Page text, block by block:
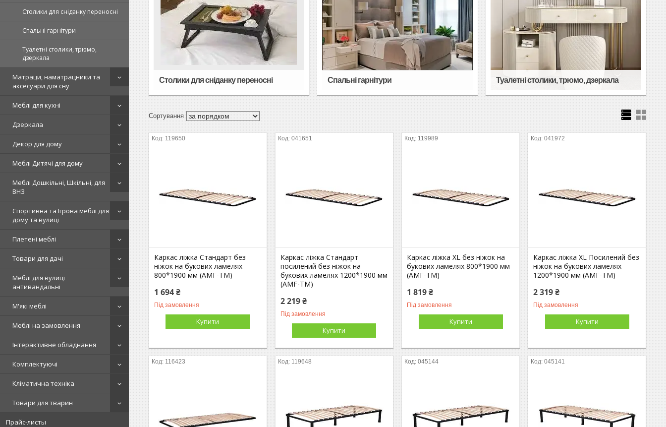
Столики для сніданку переносні
Спальні гарнітури
Туалетні столики, трюмо,
дзеркала
Матраци, наматрацники та
аксесуари для сну
Меблі для кухні
Дзеркала
Декор для дому
Меблі Дитячі для дому
Меблі Дошкільні, Шкільні, для
ВНЗ
Спортивна та Ігрова меблі для
дому та вулиці
Плетені меблі
Товари для дачі
Меблі для вулиці
антивандальні
М'які меблі
Меблі на замовлення
Інтерактивне обладнання
Комплектуючі
Кліматична техніка
Товари для тварин
Прайс-листы
Столики для сніданку переносні Спальні гарнітури Туалетні столики, трюмо, дзеркала
119650
Каркас ліжка Стандарт без
ніжок на букових ламелях
800*1900 мм (AMF-ТМ)
1 694 ₴
Під замовлення
Купити
041651
Каркас ліжка Стандарт
посилений без ніжок на
букових ламелях 1200*1900 мм
(AMF-ТМ)
2 219 ₴
Під замовлення
Купити
119989
Каркас ліжка XL без ніжок на
букових ламелях 800*1900 мм
(AMF-ТМ)
1 819 ₴
Під замовлення
Купити
041972
Каркас ліжка XL Посилений без
ніжок на букових ламелях
1200*1900 мм (AMF-ТМ)
2 319 ₴
Під замовлення
Купити
116423 119648 045144 045141